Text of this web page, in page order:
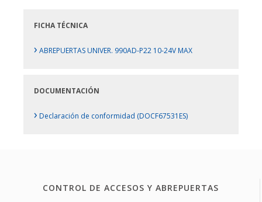
FICHA TÉCNICA
› ABREPUERTAS UNIVER. 990AD-P22 10-24V MAX
DOCUMENTACIÓN
› Declaración de conformidad (DOCF67531ES)
CONTROL DE ACCESOS Y ABREPUERTAS